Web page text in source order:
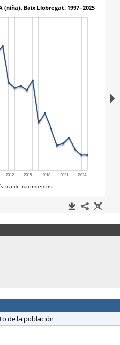
de la población